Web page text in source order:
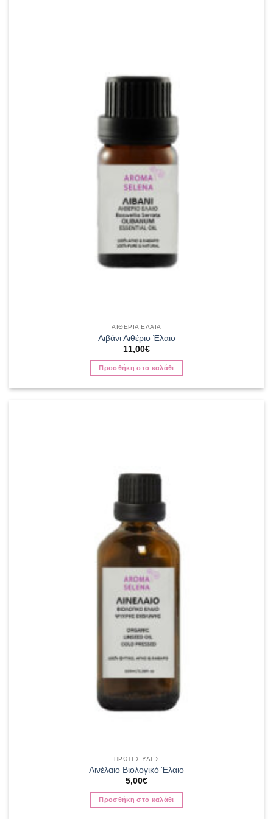
ΑΙΘΕΡΙΑ ΕΛΑΙΑ
Λιβάνι Αιθέριο Έλαιο
11,00€
Προσθήκη στο καλάθι
ΠΡΩΤΕΣ ΥΛΕΣ
Λινέλαιο Βιολογικό Έλαιο
5,00€
Προσθήκη στο καλάθι